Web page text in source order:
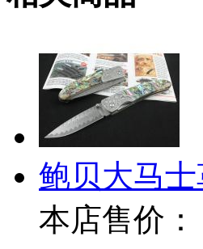
鲍贝大马
本店售价：